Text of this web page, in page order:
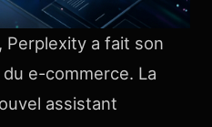
Perplexity a fait son
e-commerce. La
assistant